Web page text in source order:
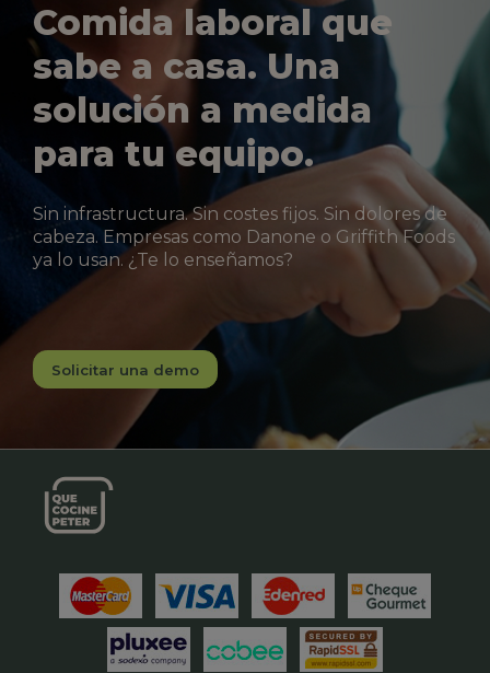
Comida laboral que
sabe a casa. Una
solución a medida
para tu equipo.
Sin infrastructura. Sin costes fijos. Sin dolores de
cabeza. Empresas como Danone o Griffith Foods
ya lo usan. ¿Te lo enseñamos?
Solicitar una demo